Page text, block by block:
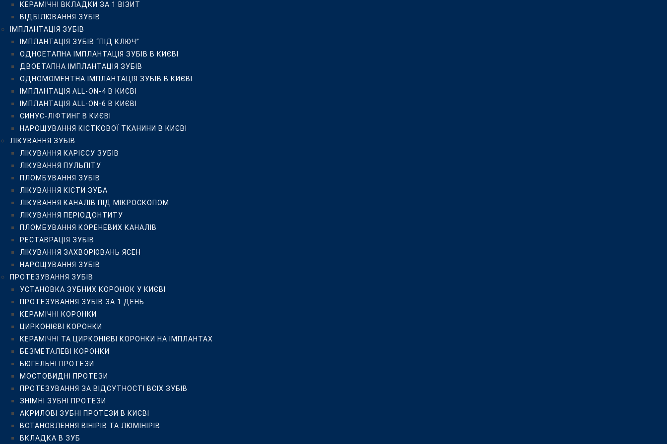
ЛІКУВАННЯ ЗУБІВ
ЛІКУВАННЯ КАРІЄСУ ЗУБІВ
ЛІКУВАННЯ ПУЛЬПІТУ
ПЛОМБУВАННЯ ЗУБІВ
ЛІКУВАННЯ КІСТИ ЗУБА
ЛІКУВАННЯ КАНАЛІВ ПІД МІКРОСКОПОМ
ЛІКУВАННЯ ПЕРІОДОНТИТУ
ПЛОМБУВАННЯ КОРЕНЕВИХ КАНАЛІВ
РЕСТАВРАЦІЯ ЗУБІВ
ЛІКУВАННЯ ЗАХВОРЮВАНЬ ЯСЕН
НАРОЩУВАННЯ ЗУБІВ
ПРОТЕЗУВАННЯ ЗУБІВ
УСТАНОВКА ЗУБНИХ КОРОНОК У КИЄВІ
ПРОТЕЗУВАННЯ ЗУБІВ ЗА 1 ДЕНЬ
КЕРАМІЧНІ КОРОНКИ
ЦИРКОНІЄВІ КОРОНКИ
КЕРАМІЧНІ ТА ЦИРКОНІЄВІ КОРОНКИ НА ІМПЛАНТАХ
БЕЗМЕТАЛЕВІ КОРОНКИ
БЮГЕЛЬНІ ПРОТЕЗИ
МОСТОВИДНІ ПРОТЕЗИ
ПРОТЕЗУВАННЯ ЗА ВІДСУТНОСТІ ВСІХ ЗУБІВ
ЗНІМНІ ЗУБНІ ПРОТЕЗИ
АКРИЛОВІ ЗУБНІ ПРОТЕЗИ В КИЄВІ
ВСТАНОВЛЕННЯ ВІНІРІВ ТА ЛЮМІНІРІВ
ВКЛАДКА В ЗУБ
ЛІКУВАННЯ ЯСЕН
ЛІКУВАННЯ ПАРОДОНТИТУ
ЛІКУВАННЯ ГІНГІВІТУ
ЛІКУВАННЯ ПАРОДОНТОЗУ
ЛІКУВАННЯ ЛАЗЕРОМ
ВЕКТОР-ТЕРАПІЯ ЯСЕН
ХІРУРГІЧНА СТОМАТОЛОГІЯ
ВИДАЛЕННЯ “ЗУБІВ МУДРОСТІ”
ВИДАЛЕННЯ ЗУБІВ
ІМПЛАНТАЦІЯ ЗУБІВ
ХІРУРГІЧНІ ОПЕРАЦІЇ НА ЩЕЛЕПАХ ТА ЯСНАХ
КЕРАМІЧНІ ВКЛАДКИ ЗА 1 ВІЗИТ
ВІДБІЛЮВАННЯ ЗУБІВ
ІМПЛАНТАЦІЯ ЗУБІВ
ІМПЛАНТАЦІЯ ЗУБІВ “ПІД КЛЮЧ”
ОДНОЕТАПНА ІМПЛАНТАЦІЯ ЗУБІВ В КИЄВІ
ДВОЕТАПНА ІМПЛАНТАЦІЯ ЗУБІВ
ОДНОМОМЕНТНА ІМПЛАНТАЦІЯ ЗУБІВ В КИЄВІ
ІМПЛАНТАЦІЯ ALL-ON-4 В КИЄВІ
ІМПЛАНТАЦІЯ ALL-ON-6 В КИЄВІ
СИНУС-ЛІФТИНГ В КИЄВІ
НАРОЩУВАННЯ КІСТКОВОЇ ТКАНИНИ В КИЄВІ
ЛІКУВАННЯ ЗУБІВ
ЛІКУВАННЯ КАРІЄСУ ЗУБІВ
ЛІКУВАННЯ ПУЛЬПІТУ
ПЛОМБУВАННЯ ЗУБІВ
ЛІКУВАННЯ КІСТИ ЗУБА
ЛІКУВАННЯ КАНАЛІВ ПІД МІКРОСКОПОМ
ЛІКУВАННЯ ПЕРІОДОНТИТУ
ПЛОМБУВАННЯ КОРЕНЕВИХ КАНАЛІВ
РЕСТАВРАЦІЯ ЗУБІВ
ЛІКУВАННЯ ЗАХВОРЮВАНЬ ЯСЕН
НАРОЩУВАННЯ ЗУБІВ
ПРОТЕЗУВАННЯ ЗУБІВ
УСТАНОВКА ЗУБНИХ КОРОНОК У КИЄВІ
ПРОТЕЗУВАННЯ ЗУБІВ ЗА 1 ДЕНЬ
КЕРАМІЧНІ КОРОНКИ
ЦИРКОНІЄВІ КОРОНКИ
КЕРАМІЧНІ ТА ЦИРКОНІЄВІ КОРОНКИ НА ІМПЛАНТАХ
БЕЗМЕТАЛЕВІ КОРОНКИ
БЮГЕЛЬНІ ПРОТЕЗИ
МОСТОВИДНІ ПРОТЕЗИ
ПРОТЕЗУВАННЯ ЗА ВІДСУТНОСТІ ВСІХ ЗУБІВ
ЗНІМНІ ЗУБНІ ПРОТЕЗИ
АКРИЛОВІ ЗУБНІ ПРОТЕЗИ В КИЄВІ
ВСТАНОВЛЕННЯ ВІНІРІВ ТА ЛЮМІНІРІВ
ВКЛАДКА В ЗУБ